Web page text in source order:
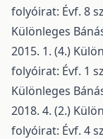
folyóirat: Évf. 8
Különleges
2015. 1. (4.)
folyóirat: Évf. 1
Különleges
2018. 4. (2.)
folyóirat: Évf. 4